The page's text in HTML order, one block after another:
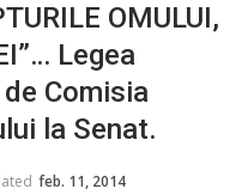
OMULUI,
Legea
Comisia
la Senat.
feb. 11, 2014